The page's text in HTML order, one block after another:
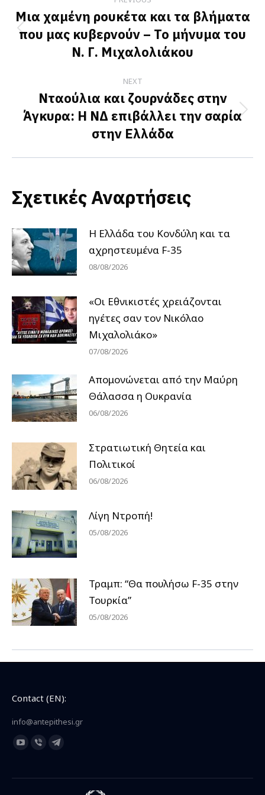
navigation
Previous
post:
Μια χαμένη ρουκέτα και τα βλήματα
που μας κυβερνούν – Το μήνυμα του
Ν. Γ. Μιχαλολιάκου
NEXT
Next
post:
Νταούλια και ζουρνάδες στην
Άγκυρα: Η ΝΔ επιβάλλει την σαρία
στην Ελλάδα
Σχετικές Αναρτήσεις
Η Ελλάδα του Κονδύλη και τα
αχρηστευμένα F-35
08/08/2026
«Οι Εθνικιστές χρειάζονται
ηγέτες σαν τον Νικόλαο
Μιχαλολιάκο»
07/08/2026
Απομονώνεται από την Μαύρη
Θάλασσα η Ουκρανία
06/08/2026
Στρατιωτική Θητεία και
Πολιτικοί
06/08/2026
Λίγη Ντροπή!
05/08/2026
Τραμπ: “Θα πουλήσω F-35 στην
Τουρκία”
05/08/2026
Contact (EN):
info@antepithesi.gr
Find us on:
YouTube
opens
Viber
opens
Telegram
opens